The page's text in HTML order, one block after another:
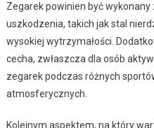
Zegarek powinien być
uszkodzenia, takich jak stal
wysokiej wytrzymałości.
cecha, zwłaszcza dla osób
zegarek podczas różnych
atmosferycznych.
Kolejnym aspektem, na który